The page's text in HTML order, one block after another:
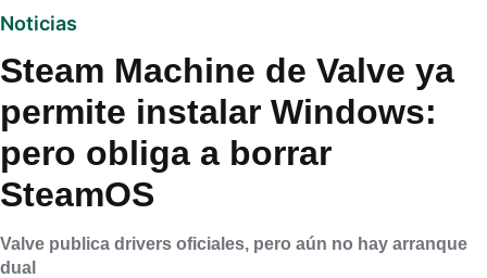
Noticias
Steam Machine de Valve ya
permite instalar Windows:
pero obliga a borrar
SteamOS
Valve publica drivers oficiales, pero aún no hay arranque
dual